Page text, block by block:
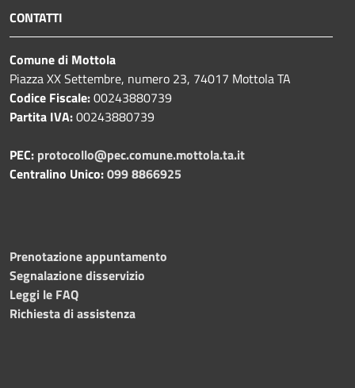
CONTATTI
Comune di Mottola
Piazza XX Settembre, numero 23, 74017 Mottola TA
Codice Fiscale:00243880739
Partita IVA:00243880739
PEC: protocollo@pec.comune.mottola.ta.it
Centralino Unico:099 8866925
Prenotazione appuntamento
Segnalazione disservizio
Leggi le FAQ
Richiesta di assistenza